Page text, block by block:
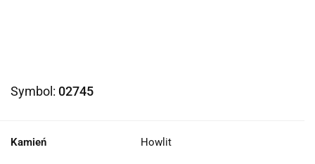
Symbol: 02745
Kamień Howlit